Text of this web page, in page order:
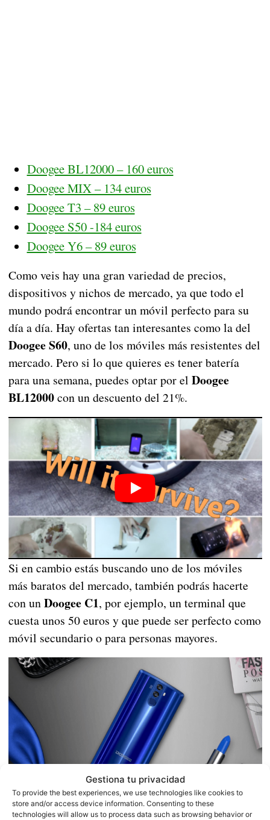
Gestiona tu privacidad
To provide the best experiences, we use technologies like cookies to
store and/or access device information. Consenting to these
technologies will allow us to process data such as browsing behavior or
Doogee BL12000 – 160 euros
Doogee MIX – 134 euros
Doogee T3 – 89 euros
Doogee S50 -184 euros
Doogee Y6 – 89 euros
Como veis hay una gran variedad de precios,
dispositivos y nichos de mercado, ya que todo el
mundo podrá encontrar un móvil perfecto para su
día a día. Hay ofertas tan interesantes como la del
Doogee S60, uno de los móviles más resistentes del
mercado. Pero si lo que quieres es tener batería
para una semana, puedes optar por el Doogee
BL12000con un descuento del 21%.
Si en cambio estás buscando uno de los móviles
más baratos del mercado, también podrás hacerte
con unDoogee C1, por ejemplo, un terminal que
cuesta unos 50 euros y que puede ser perfecto como
móvil secundario o para personas mayores.